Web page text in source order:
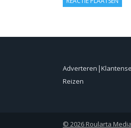
Adverteren
Reizen
© 2026 Roularta